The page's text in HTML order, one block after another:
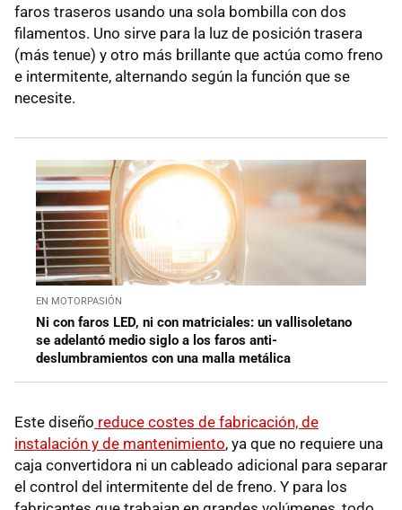
faros traseros usando una sola bombilla con dos
filamentos. Uno sirve para la luz de posición trasera
(más tenue) y otro más brillante que actúa como freno
e intermitente, alternando según la función que se
necesite.
EN MOTORPASIÓN
Ni con faros LED, ni con matriciales: un vallisoletano
se adelantó medio siglo a los faros anti-
deslumbramientos con una malla metálica
Este diseño reduce costes de fabricación, de
instalación y de mantenimiento, ya que no requiere una
caja convertidora ni un cableado adicional para separar
el control del intermitente del de freno. Y para los